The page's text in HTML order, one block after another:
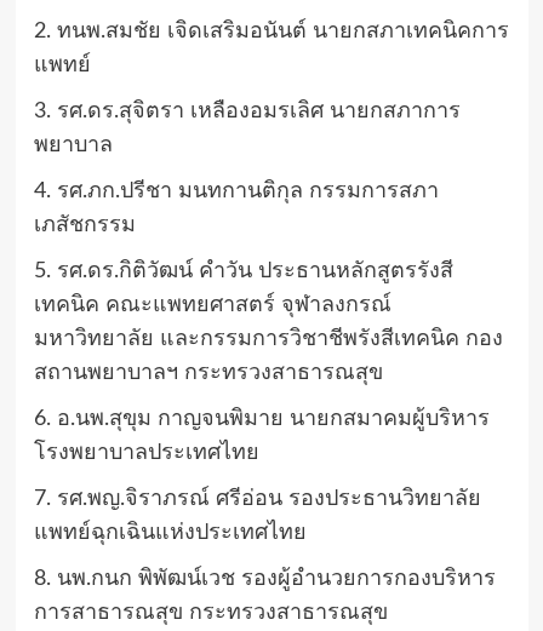
2. ทนพ.สมชัย เจิดเสริมอนันต์ นายกสภาเทคนิคการ
แพทย์
3. รศ.ดร.สุจิตรา เหลืองอมรเลิศ นายกสภาการ
พยาบาล
4. รศ.ภก.ปรีชา มนทกานติกุล กรรมการสภา
เภสัชกรรม
5. รศ.ดร.กิติวัฒน์ คำวัน ประธานหลักสูตรรังสี
เทคนิค คณะแพทยศาสตร์ จุฬาลงกรณ์
มหาวิทยาลัย และกรรมการวิชาชีพรังสีเทคนิค กอง
สถานพยาบาลฯ กระทรวงสาธารณสุข
6. อ.นพ.สุขุม กาญจนพิมาย นายกสมาคมผู้บริหาร
โรงพยาบาลประเทศไทย
7. รศ.พญ.จิราภรณ์ ศรีอ่อน รองประธานวิทยาลัย
แพทย์ฉุกเฉินแห่งประเทศไทย
8. นพ.กนก พิพัฒน์เวช รองผู้อำนวยการกองบริหาร
การสาธารณสุข กระทรวงสาธารณสุข